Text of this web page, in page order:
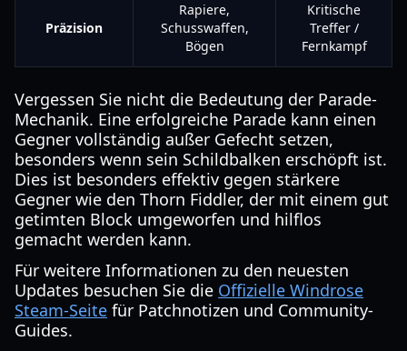
Präzision
Rapiere,
Schusswaffen,
Bögen
Kritische
Treffer /
Fernkampf
Vergessen Sie nicht die Bedeutung der Parade-
Mechanik. Eine erfolgreiche Parade kann einen
Gegner vollständig außer Gefecht setzen,
besonders wenn sein Schildbalken erschöpft ist.
Dies ist besonders effektiv gegen stärkere
Gegner wie den Thorn Fiddler, der mit einem gut
getimten Block umgeworfen und hilflos
gemacht werden kann.
Für weitere Informationen zu den neuesten
Updates besuchen Sie die Offizielle Windrose
Steam-Seite für Patchnotizen und Community-
Guides.